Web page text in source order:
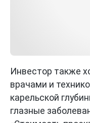
Инвестор также
врачами и
карельской
глазные